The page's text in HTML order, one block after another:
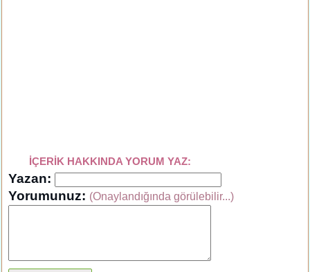
İÇERİK HAKKINDA YORUM YAZ:
Yazan:
Yorumunuz: (Onaylandığında görülebilir...)